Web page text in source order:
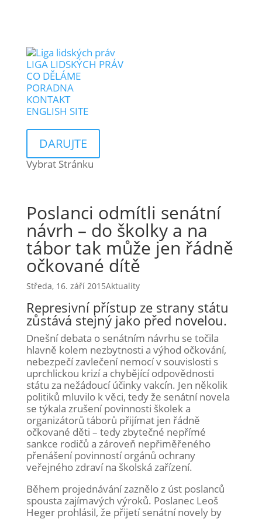
LIGA LIDSKÝCH PRÁV
CO DĚLÁME
PORADNA
KONTAKT
ENGLISH SITE
DARUJTE
Vybrat Stránku
Poslanci odmítli senátní
návrh – do školky a na
tábor tak může jen řádně
očkované dítě
Středa, 16. září 2015Aktuality
Represivní přístup ze strany státu
zůstává stejný jako před novelou.
Dnešní debata o senátním návrhu se točila
hlavně kolem nezbytnosti a výhod očkování,
nebezpečí zavlečení nemocí v souvislosti s
uprchlickou krizí a chybějící odpovědnosti
státu za nežádoucí účinky vakcín. Jen několik
politiků mluvilo k věci, tedy že senátní novela
se týkala zrušení povinnosti školek a
organizátorů táborů přijímat jen řádně
očkované děti – tedy zbytečné nepřímé
sankce rodičů a zároveň nepřiměřeného
přenášení povinností orgánů ochrany
veřejného zdraví na školská zařízení.
Během projednávání zaznělo z úst poslanců
spousta zajímavých výroků. Poslanec Leoš
Heger prohlásil, že přijetí senátní novely by